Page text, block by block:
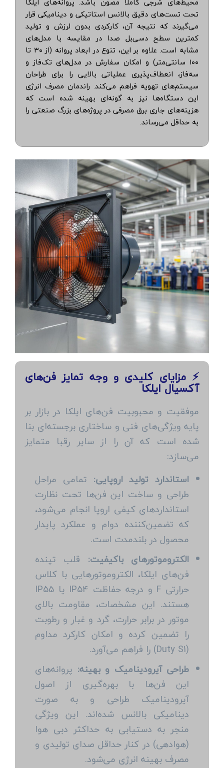
تحت تست‌های دقیق بالانس استاتیکی و دینامیکی قرار
می‌گیرند که نتیجه آن، کارکردی بدون لرزش و تولید
کمترین سطح دسی‌بل صدا در مقایسه با مدل‌های
مشابه است. علاوه بر این، تنوع در ابعاد پروانه (از ۳۰ تا
۱۰۰ سانتی‌متر) و امکان سفارش در مدل‌های تک‌فاز و
سه‌فاز، انعطاف‌پذیری عملیاتی بالایی را برای طراحان
سیستم‌های تهویه فراهم می‌کند. راندمان مصرف انرژی
این دستگاه‌ها نیز به گونه‌ای بهینه شده است که
هزینه‌های جاری برق مصرفی در پروژه‌های بزرگ صنعتی را
به حداقل می‌رساند.
⚡ مزایای کلیدی و وجه تمایز فن‌های
آکسیال ایلکا
موفقیت و محبوبیت فن‌های ایلکا در بازار بر
پایه ویژگی‌های فنی و ساختاری برجسته‌ای بنا
شده است که آن را از سایر رقبا متمایز
می‌سازد:
استاندارد تولید اروپایی: تمامی مراحل
طراحی و ساخت این فن‌ها تحت نظارت
استانداردهای کیفی اروپا انجام می‌شود،
که تضمین‌کننده دوام و عملکرد پایدار
محصول در بلندمدت است.
الکتروموتورهای باکیفیت: قلب تپنده
فن‌های ایلکا، الکتروموتورهایی با کلاس
حرارتی F و درجه حفاظت IP54 یا IP55
هستند. این مشخصات، مقاومت بالای
موتور در برابر حرارت، گرد و غبار و رطوبت
را تضمین کرده و امکان کارکرد مداوم
(Duty S1) را فراهم می‌آورد.
طراحی آیرودینامیک و بهینه: پروانه‌های
این فن‌ها با بهره‌گیری از اصول
آیرودینامیک طراحی و به صورت
دینامیکی بالانس شده‌اند. این ویژگی
منجر به دستیابی به حداکثر دبی هوا
(هوادهی) در کنار حداقل صدای تولیدی و
مصرف بهینه انرژی می‌شود.